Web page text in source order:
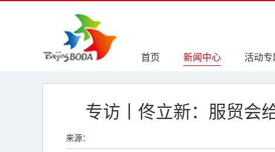
首页 新闻中心 活动
专访丨佟立新：服贸会
来源：